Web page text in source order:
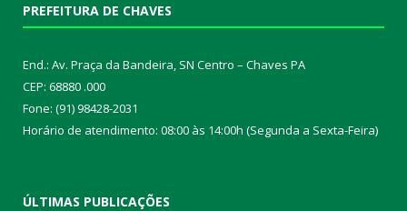
PREFEITURA DE CHAVES
End.: Av. Praça da Bandeira, SN Centro – Chaves PA
CEP: 68880 .000
Fone: (91) 98428-2031
Horário de atendimento: 08:00 às 14:00h (Segunda a Sexta-Feira)
ÚLTIMAS PUBLICAÇÕES